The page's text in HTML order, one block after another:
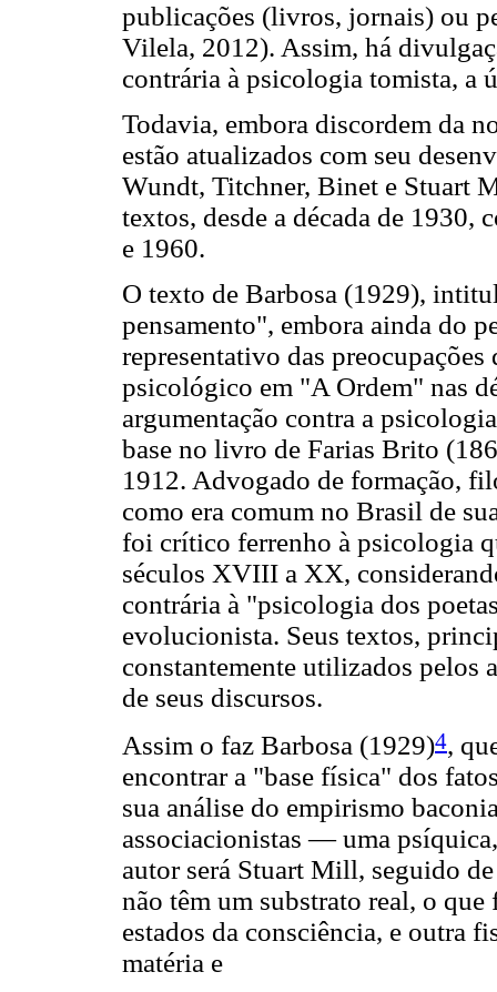
publicações (livros, jornais) ou
Vilela, 2012). Assim, há
contrária à psicologia tomista, a
Todavia, embora discordem da
estão atualizados com seu
Wundt, Titchner, Binet e Stuart
textos, desde a década de 1930,
e 1960.
O texto de Barbosa (1929),
pensamento", embora ainda do
representativo das
psicológico em "A Ordem" nas
argumentação contra a
base no livro de Farias Brito
1912. Advogado de formação,
como era comum no Brasil de
foi crítico ferrenho à psicologia
séculos XVIII a XX,
contrária à "psicologia dos
evolucionista. Seus textos,
constantemente utilizados pelos
de seus discursos.
Assim o faz Barbosa (1929)4,
encontrar a "base física" dos
sua análise do empirismo
associacionistas — uma
autor será Stuart Mill, seguido
não têm um substrato real, o
estados da consciência, e outra
matéria e